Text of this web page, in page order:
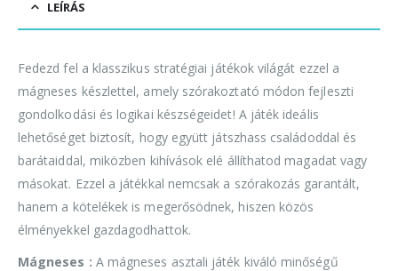
LEÍRÁS
Fedezd fel a klasszikus stratégiai játékok világát ezzel a
mágneses készlettel, amely szórakoztató módon fejleszti
gondolkodási és logikai készségeidet! A játék ideális
lehetőséget biztosít, hogy együtt játszhass családoddal és
barátaiddal, miközben kihívások elé állíthatod magadat vagy
másokat. Ezzel a játékkal nemcsak a szórakozás garantált,
hanem a kötelékek is megerősödnek, hiszen közös
élményekkel gazdagodhattok.
Mágneses : A mágneses asztali játék kiváló minőségű